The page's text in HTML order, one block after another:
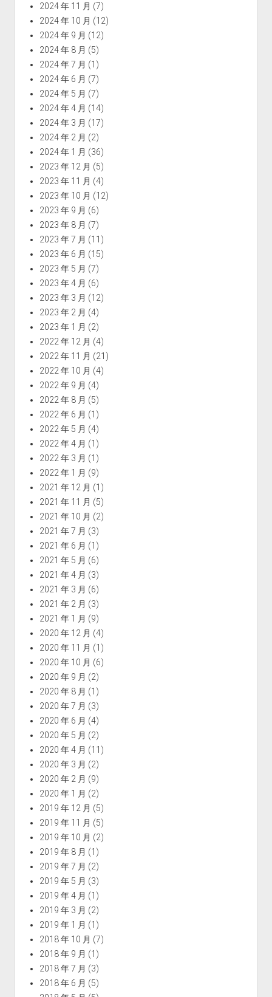
2024 年 11 月 (7)
2024 年 10 月 (12)
2024 年 9 月 (12)
2024 年 8 月 (5)
2024 年 7 月 (1)
2024 年 6 月 (7)
2024 年 5 月 (7)
2024 年 4 月 (14)
2024 年 3 月 (17)
2024 年 2 月 (2)
2024 年 1 月 (36)
2023 年 12 月 (5)
2023 年 11 月 (4)
2023 年 10 月 (12)
2023 年 9 月 (6)
2023 年 8 月 (7)
2023 年 7 月 (11)
2023 年 6 月 (15)
2023 年 5 月 (7)
2023 年 4 月 (6)
2023 年 3 月 (12)
2023 年 2 月 (4)
2023 年 1 月 (2)
2022 年 12 月 (4)
2022 年 11 月 (21)
2022 年 10 月 (4)
2022 年 9 月 (4)
2022 年 8 月 (5)
2022 年 6 月 (1)
2022 年 5 月 (4)
2022 年 4 月 (1)
2022 年 3 月 (1)
2022 年 1 月 (9)
2021 年 12 月 (1)
2021 年 11 月 (5)
2021 年 10 月 (2)
2021 年 7 月 (3)
2021 年 6 月 (1)
2021 年 5 月 (6)
2021 年 4 月 (3)
2021 年 3 月 (6)
2021 年 2 月 (3)
2021 年 1 月 (9)
2020 年 12 月 (4)
2020 年 11 月 (1)
2020 年 10 月 (6)
2020 年 9 月 (2)
2020 年 8 月 (1)
2020 年 7 月 (3)
2020 年 6 月 (4)
2020 年 5 月 (2)
2020 年 4 月 (11)
2020 年 3 月 (2)
2020 年 2 月 (9)
2020 年 1 月 (2)
2019 年 12 月 (5)
2019 年 11 月 (5)
2019 年 10 月 (2)
2019 年 8 月 (1)
2019 年 7 月 (2)
2019 年 5 月 (3)
2019 年 4 月 (1)
2019 年 3 月 (2)
2019 年 1 月 (1)
2018 年 10 月 (7)
2018 年 9 月 (1)
2018 年 7 月 (3)
2018 年 6 月 (5)